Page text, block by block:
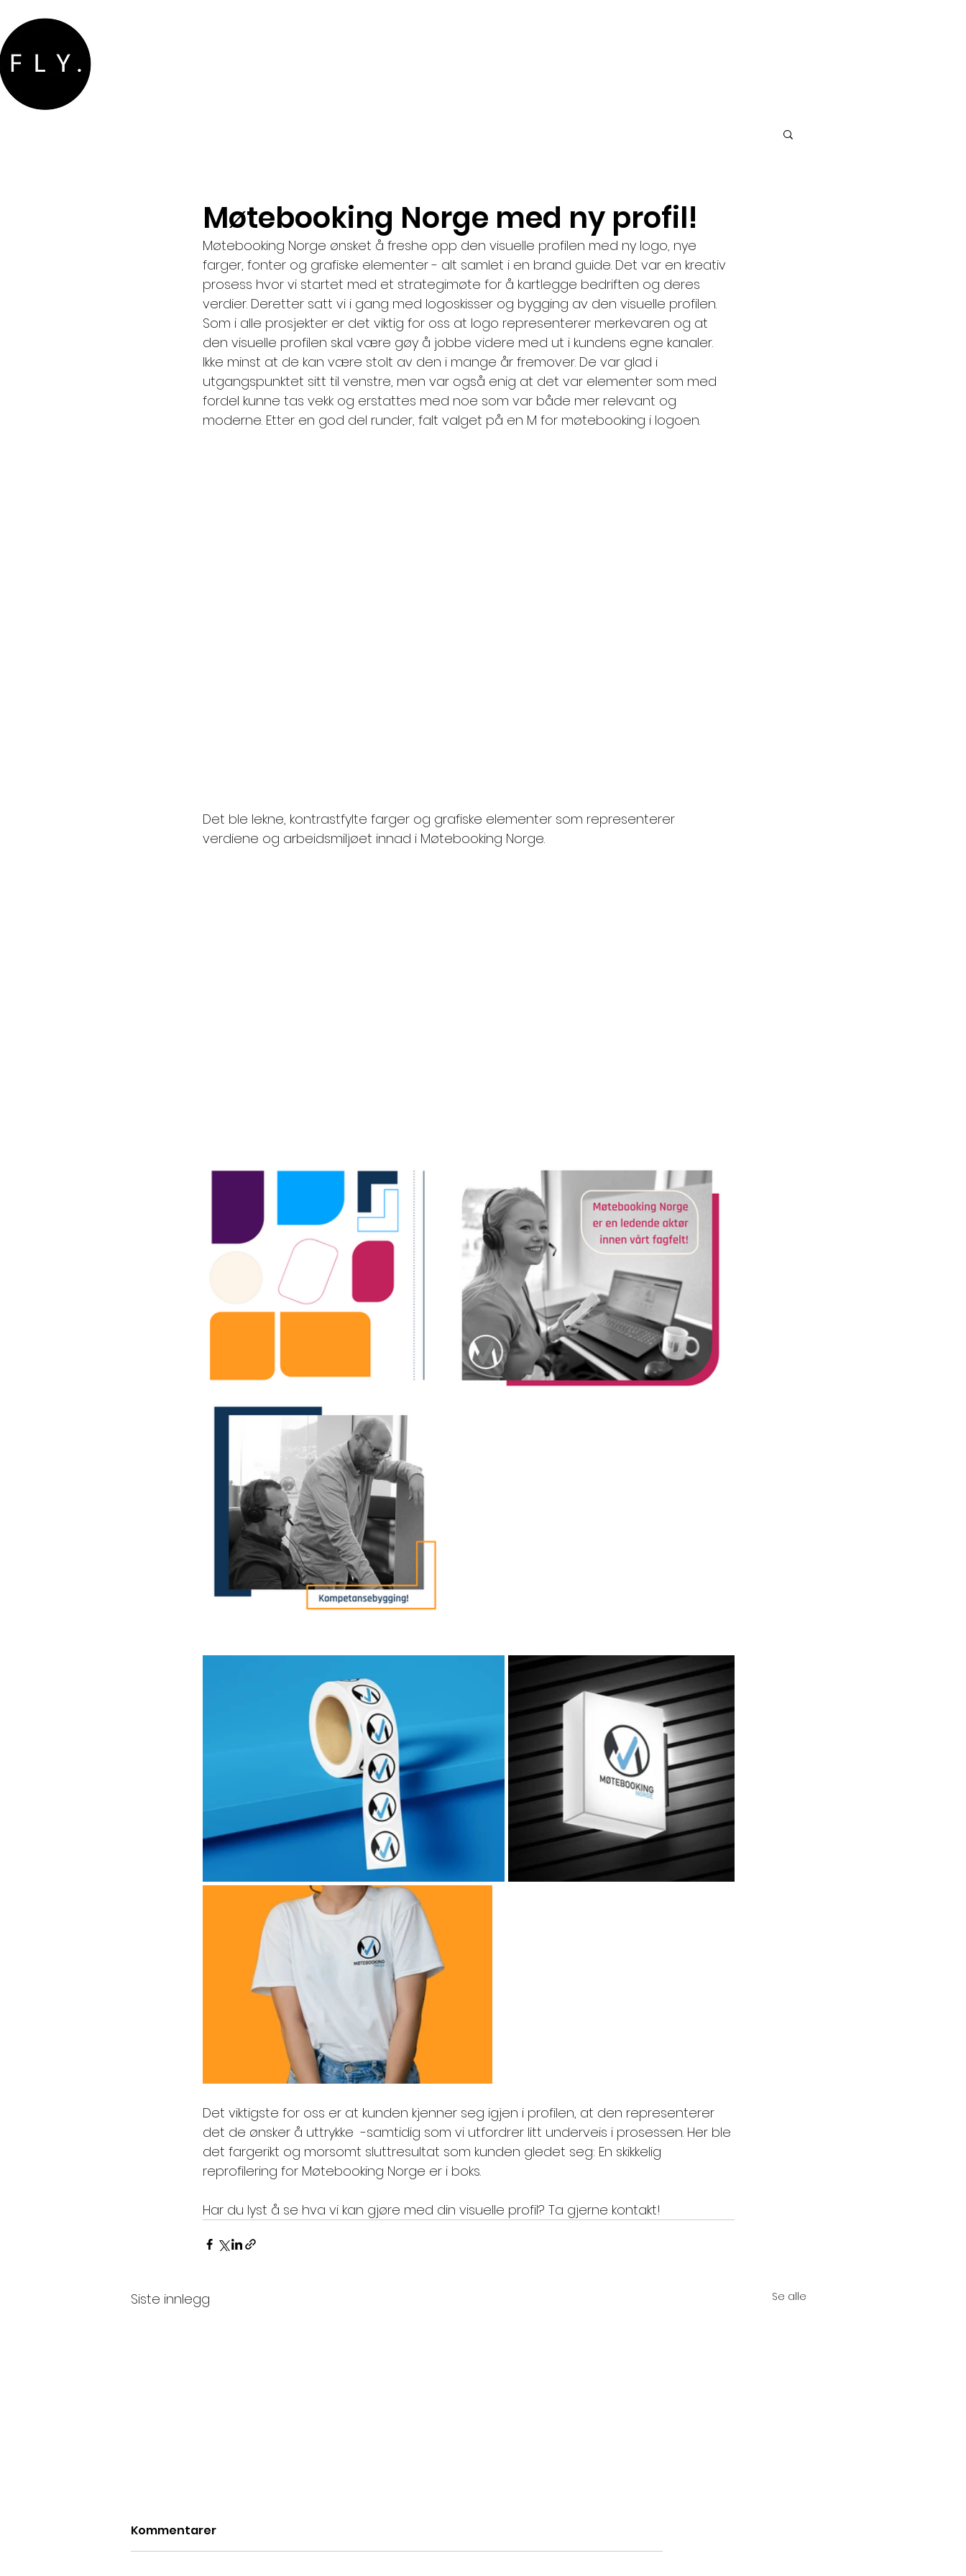
Møtebooking Norge med ny profil!
Møtebooking Norge ønsket å freshe opp den visuelle profilen med ny logo, nye
farger, fonter og grafiske elementer - alt samlet i en brand guide. Det var en kreativ
prosess hvor vi startet med et strategimøte for å kartlegge bedriften og deres
verdier. Deretter satt vi i gang med logoskisser og bygging av den visuelle profilen.
Som i alle prosjekter er det viktig for oss at logo representerer merkevaren og at
den visuelle profilen skal være gøy å jobbe videre med ut i kundens egne kanaler.
Ikke minst at de kan være stolt av den i mange år fremover. De var glad i
utgangspunktet sitt til venstre, men var også enig at det var elementer som med
fordel kunne tas vekk og erstattes med noe som var både mer relevant og
moderne. Etter en god del runder, falt valget på en M for møtebooking i logoen.
Det ble lekne, kontrastfylte farger og grafiske elementer som representerer
verdiene og arbeidsmiljøet innad i Møtebooking Norge.
Det viktigste for oss er at kunden kjenner seg igjen i profilen, at den representerer
det de ønsker å uttrykke  -samtidig som vi utfordrer litt underveis i prosessen. Her ble
det fargerikt og morsomt sluttresultat som kunden gledet seg: En skikkelig
reprofilering for Møtebooking Norge er i boks.
Har du lyst å se hva vi kan gjøre med din visuelle profil? Ta gjerne kontakt!
Siste innlegg Se alle
Kommentarer